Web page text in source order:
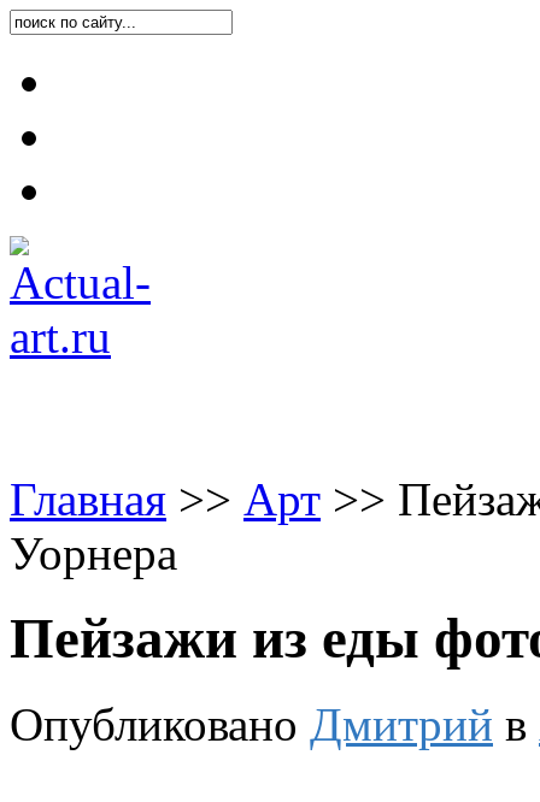
Главная >> Арт >>
Уорнера
Пейзажи из еды
Опубликовано Дмитрий в